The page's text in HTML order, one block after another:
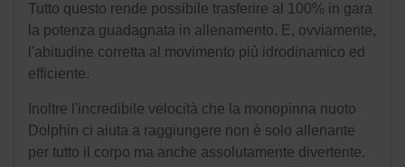
Tutto questo rende possibile trasferire al 100% in gara
la potenza guadagnata in allenamento. E, ovviamente,
l'abitudine corretta al movimento più idrodinamico ed
efficiente.
Inoltre l'incredibile velocità che la monopinna nuoto
Dolphin ci aiuta a raggiungere non è solo allenante
per tutto il corpo ma anche assolutamente divertente.